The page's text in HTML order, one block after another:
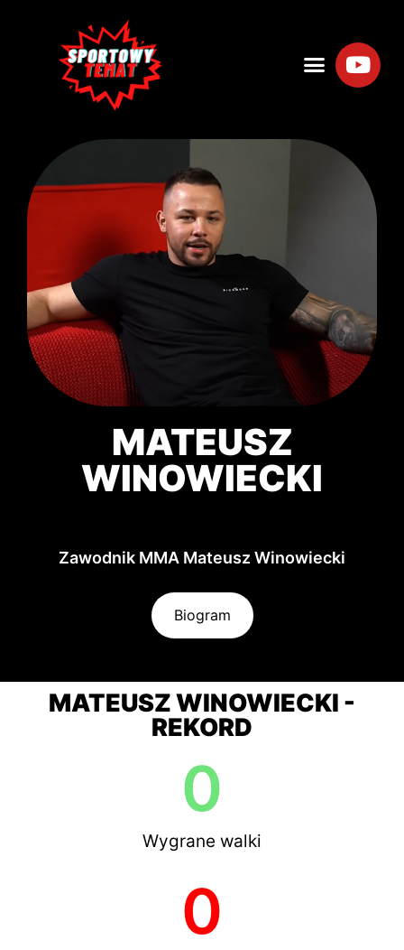
MATEUSZ
WINOWIECKI
Zawodnik MMA Mateusz Winowiecki
Biogram
MATEUSZ WINOWIECKI -
REKORD
Wygrane walki
0
0